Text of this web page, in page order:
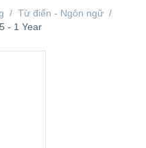
/ Từ điển - Ngôn ngữ /
- 1 Year